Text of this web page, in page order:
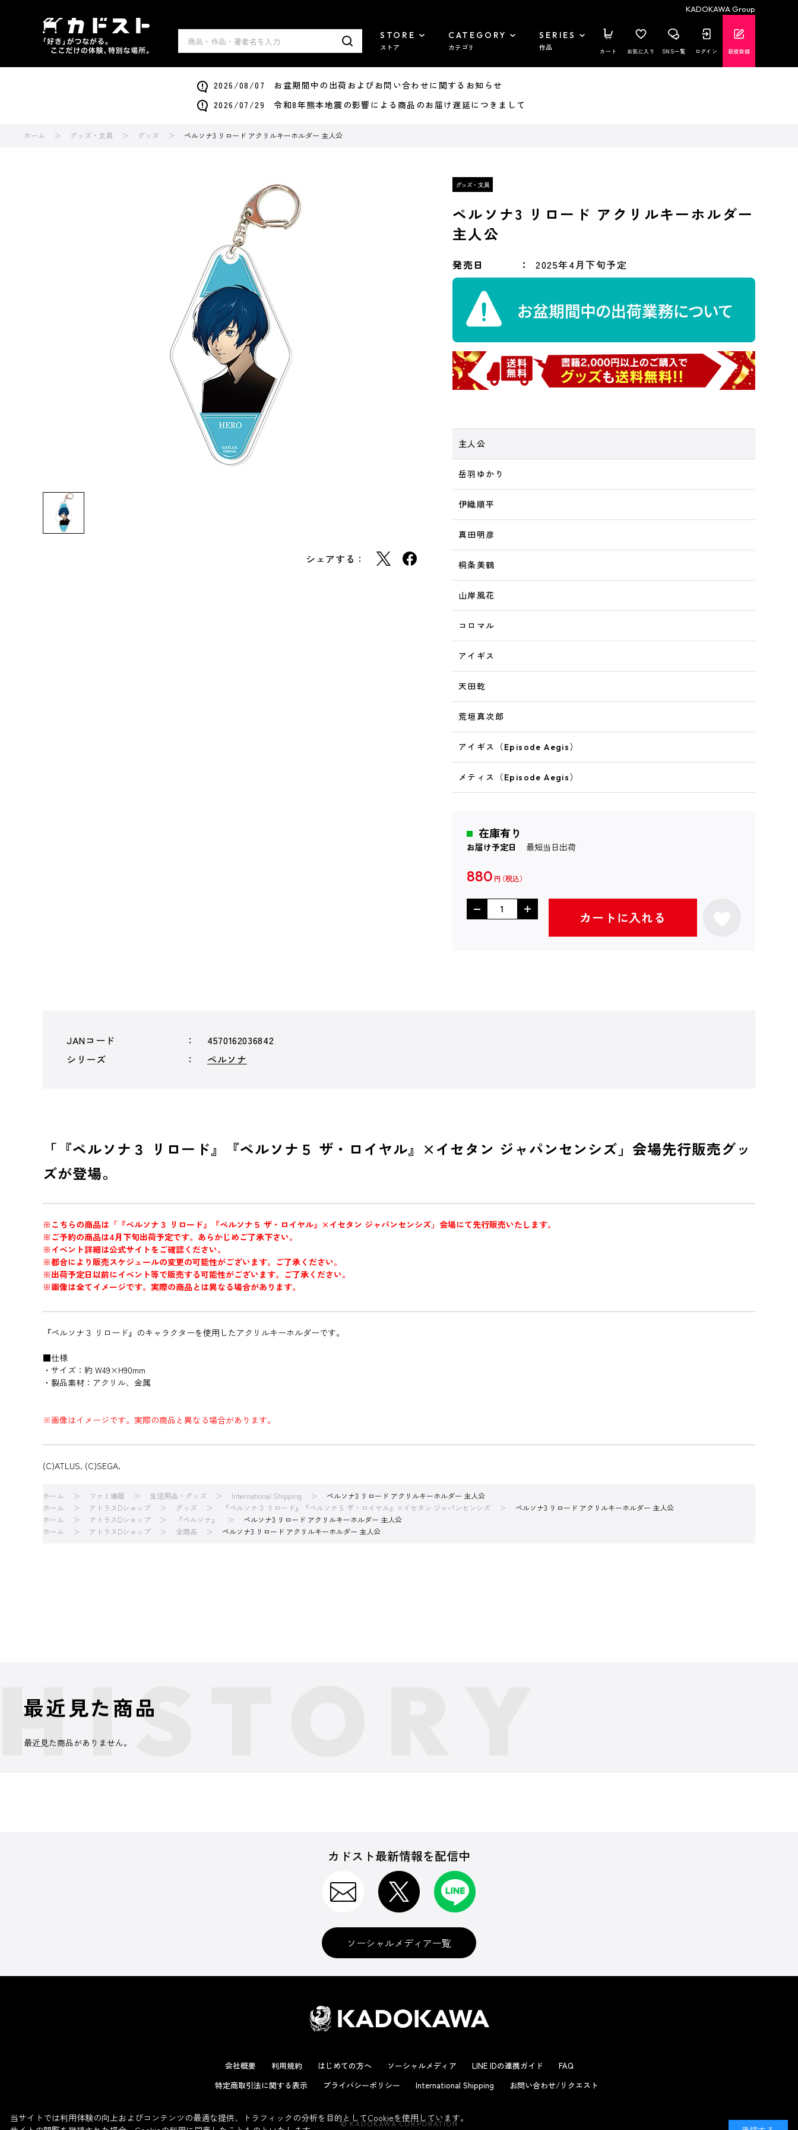
KADOKAWA Group
STORE
ストア
CATEGORY
カテゴリ
SERIES
作品 カート お気に入り SNS一覧 ログイン 新規登録
2026/08/07 お盆期間中の出荷およびお問い合わせに関するお知らせ
2026/07/29 令和8年熊本地震の影響による商品のお届け遅延につきまして
ホーム グッズ・文具 グッズ ペルソナ3 リロード アクリルキーホルダー 主人公
シェアする：
ペルソナ3 リロード アクリルキーホルダー
主人公
発売日 2025年4月下旬予定
主人公
岳羽ゆかり
伊織順平
真田明彦
桐条美鶴
山岸風花
コロマル
アイギス
天田乾
荒垣真次郎
アイギス（Episode Aegis）
メティス（Episode Aegis）
在庫有り
お届け予定日 最短当日出荷
880 円
カートに入れる
JANコード
4570162036842
シリーズ
ペルソナ
「『ペルソナ３ リロード』『ペルソナ５ ザ・ロイヤル』×イセタン ジャパンセンシズ」会場先行販売グッ
ズが登場。
※こちらの商品は「『ペルソナ３ リロード』『ペルソナ５ ザ・ロイヤル』×イセタン ジャパンセンシズ」会場にて先行販売いたします。
※ご予約の商品は4月下旬出荷予定です。あらかじめご了承下さい。
※イベント詳細は公式サイトをご確認ください。
※都合により販売スケジュールの変更の可能性がございます。ご了承ください。
※出荷予定日以前にイベント等で販売する可能性がございます。ご了承ください。
※画像は全てイメージです。実際の商品とは異なる場合があります。
『ペルソナ３ リロード』のキャラクターを使用したアクリルキーホルダーです。
■仕様
・サイズ：約 W49×H90mm
・製品素材：アクリル、金属
※画像はイメージです。実際の商品と異なる場合があります。
(C)ATLUS. (C)SEGA.
ホーム ファミ通販 生活用品・グッズ International Shipping
ペルソナ3 リロード アクリルキーホルダー 主人公
ホーム
アトラスDショップ グッズ 『ペルソナ３ リロード』『ペルソナ５ ザ・ロイヤル』×イセタン ジャパンセンシズ
ペルソナ3 リロード アクリルキーホルダー 主人公
ホーム
アトラスDショップ 『ペルソナ』
ペルソナ3 リロード アクリルキーホルダー 主人公
ホーム
アトラスDショップ 全商品 ペルソナ3 リロード アクリルキーホルダー 主人公
最近見た商品
最近見た商品がありません。
カドスト最新情報を配信中
ソーシャルメディア一覧
会社概要 利用規約 はじめての方へ ソーシャルメディア LINE IDの連携ガイド
FAQ
特定商取引法に関する表示
プライバシーポリシー International Shipping お問い合わせ/リクエスト
© KADOKAWA CORPORATION
当サイトでは利用体験の向上およびコンテンツの最適な提供、トラフィックの分析を目的としてCookieを使用しています。